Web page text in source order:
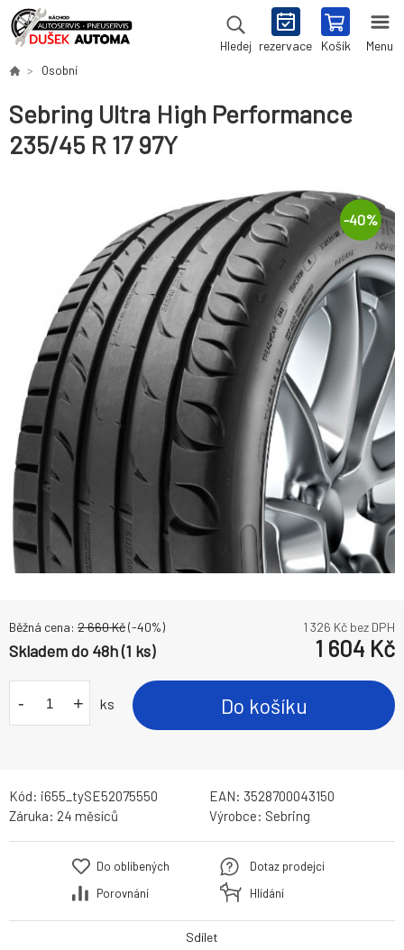
Hledej rezervace Košík Menu
Osobní
Sebring Ultra High Performance
235/45 R 17 97Y
-40%
Běžná cena: 2 660Kč(-40%) 1 326 Kč bez DPH
Skladem do 48h (1 ks) 1 604 Kč
- + ks Do košíku
Kód: i655_tySE52075550 EAN: 3528700043150
Záruka: 24 měsíců Výrobce: Sebring
Do oblíbených
Porovnání
Dotaz prodejci
Hlídání
Sdílet